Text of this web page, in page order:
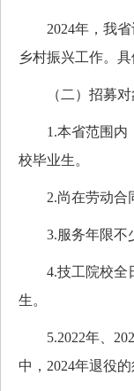
2024年，我省
乡村振兴工作。
（二）招募对
1.本省范围内，
校毕业生。
2.尚在劳动合同
3.服务年限不少
4.技工院校全日
生。
5.2022年、
中，2024年退役